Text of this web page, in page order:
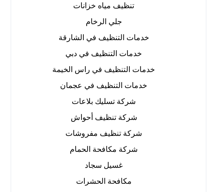
تنظيف مياه خزانات
جلي الرخام
خدمات التنظيف في الشارقة
خدمات التنظيف في دبي
خدمات التنظيف في راس الخيمة
خدمات التنظيف في عجمان
شركة تسليك بلاعات
شركة تنظيف أحواش
شركة تنظيف مفروشات
شركة مكافحة الحمام
غسيل سجاد
مكافحة الحشرات